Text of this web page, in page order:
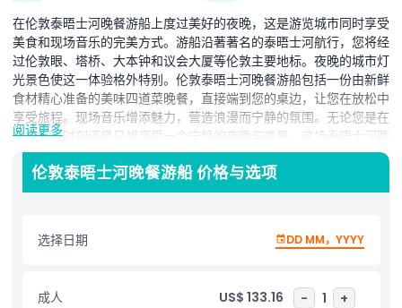
在伦敦泰晤士河晚餐游船上度过美好的夜晚，这是游览城市同时享受
美食和现场音乐的完美方式。游船沿著著名的泰晤士河航行，您将经
过伦敦眼、塔桥、大本钟和议会大厦等伦敦主要地标。夜晚的城市灯
光景色使这一体验格外特别。伦敦泰晤士河晚餐游船包括一份由新鲜
食材精心准备的美味四道菜晚餐，直接端到您的桌边，让您在放松中
享受旅程。现场音乐增添魅力，营造浪漫而宁静的氛围。无论您是在
庆祝特殊时刻还是只想享受一个宁静的夜晚与美景，这场泰晤士河晚
餐游船都是极佳选择。从踏上船的那一刻起，友好的工作人员将照顾
好一切，让您尽情享受。船上设有带大窗户的室内座位，确保您不错
过美丽城市的任何景致。伦敦泰晤士河晚餐游船是享受伦敦夜生活最
预订您的伦敦泰晤士河晚餐游船，让您的伦敦之行真正难忘。这是食
物、音乐与著名城市景观的完美结合，尽享泰晤士河船上的舒适体
阅读更多
伦敦泰晤士河晚餐游船 价格与选项
选择日期 DD MM，YYYY
成人 US$ 133.16 - 1 +